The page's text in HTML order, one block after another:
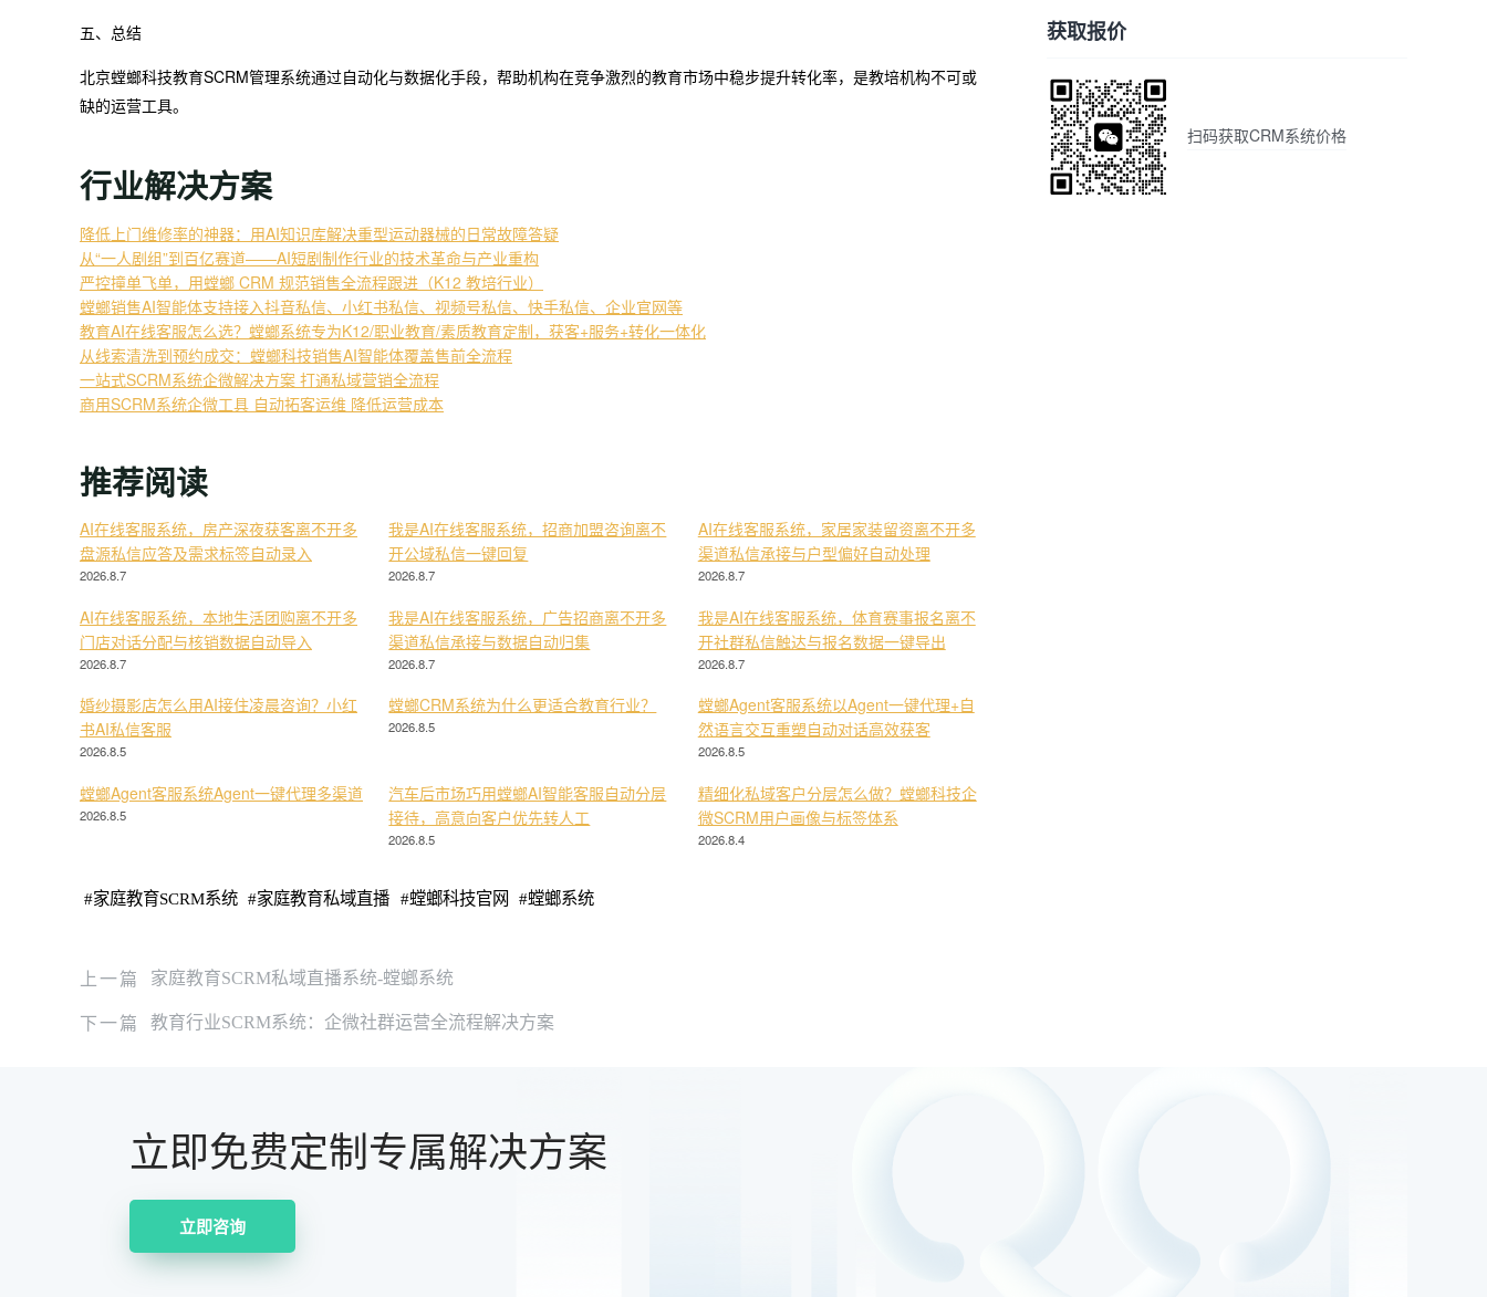
五、总结
北京螳螂科技教育SCRM管理系统通过自动化与数据化手段，帮助机构在竞争激烈的教育市场中稳步提升转化率，是教培机构不可或
缺的运营工具。
行业解决方案
降低上门维修率的神器：用AI知识库解决重型运动器械的日常故障答疑
从“一人剧组”到百亿赛道——AI短剧制作行业的技术革命与产业重构
严控撞单飞单，用螳螂 CRM 规范销售全流程跟进（K12 教培行业）
螳螂销售AI智能体支持接入抖音私信、小红书私信、视频号私信、快手私信、企业官网等
教育AI在线客服怎么选？螳螂系统专为K12/职业教育/素质教育定制，获客+服务+转化一体化
从线索清洗到预约成交：螳螂科技销售AI智能体覆盖售前全流程
一站式SCRM系统企微解决方案 打通私域营销全流程
商用SCRM系统企微工具 自动拓客运维 降低运营成本
推荐阅读
AI在线客服系统，房产深夜获客离不开多
盘源私信应答及需求标签自动录入
2026.8.7
我是AI在线客服系统，招商加盟咨询离不
开公域私信一键回复
2026.8.7
AI在线客服系统，家居家装留资离不开多
渠道私信承接与户型偏好自动处理
2026.8.7
AI在线客服系统，本地生活团购离不开多
门店对话分配与核销数据自动导入
2026.8.7
我是AI在线客服系统，广告招商离不开多
渠道私信承接与数据自动归集
2026.8.7
我是AI在线客服系统，体育赛事报名离不
开社群私信触达与报名数据一键导出
2026.8.7
婚纱摄影店怎么用AI接住凌晨咨询？小红
书AI私信客服
2026.8.5
螳螂CRM系统为什么更适合教育行业？
2026.8.5
螳螂Agent客服系统以Agent一键代理+自
然语言交互重塑自动对话高效获客
2026.8.5
螳螂Agent客服系统Agent一键代理多渠道
2026.8.5
汽车后市场巧用螳螂AI智能客服自动分层
接待，高意向客户优先转人工
2026.8.5
精细化私域客户分层怎么做？螳螂科技企
微SCRM用户画像与标签体系
2026.8.4
#家庭教育SCRM系统 #家庭教育私域直播 #螳螂科技官网 #螳螂系统
获取报价
扫码获取CRM系统价格
上一篇 家庭教育SCRM私域直播系统-螳螂系统
下一篇 教育行业SCRM系统：企微社群运营全流程解决方案
立即免费定制专属解决方案
立即咨询